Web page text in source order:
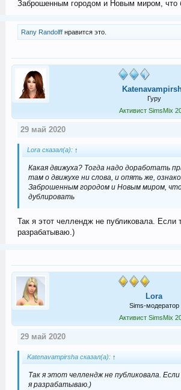
Заброшенным городом и Новым миром, что
Rany Randolffнравится это.
Гуру
Активист SimsMix
29 май 2020
Lora сказал(а): ↑
Какая движуха? Тогда надо доработать
там о движухе ни слова, и опять же,
Заброшенным городом и Новым миром,
дублировать
Так я этот челлендж не публиковала. Если
разрабатываю.)
Lora
Sims-модератор
Активист SimsMix
29 май 2020
Katenavampirsha сказал(а): ↑
Так я этот челлендж не публиковала.
я разрабатываю.)